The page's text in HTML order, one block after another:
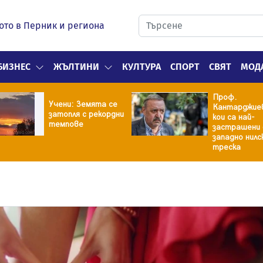
в Перник и региона
ЖЪЛТИНИ КУЛТУРА СПОРТ СВЯТ
Учени: Земята се
затопля с рекордни
темпове
Проф.
кои са най-
западно
треска